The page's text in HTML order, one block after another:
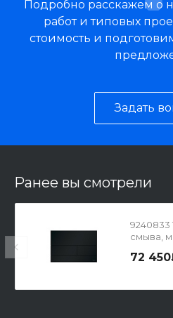
Подробно расскажем о
работ и типовых
стоимость и
Задать
Ранее вы смотрели
9240833
смыва,
72